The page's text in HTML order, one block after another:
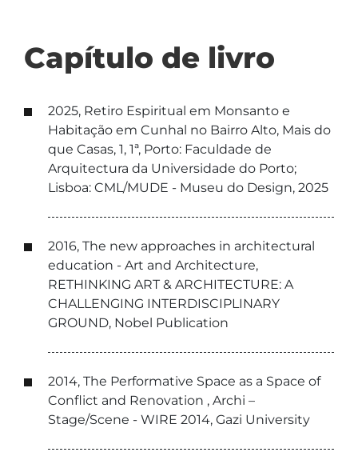
Capítulo de livro
2025, Retiro Espiritual em Monsanto e
Habitação em Cunhal no Bairro Alto, Mais do
que Casas, 1, 1ª, Porto: Faculdade de
Arquitectura da Universidade do Porto;
Lisboa: CML/MUDE - Museu do Design, 2025
2016, The new approaches in architectural
education - Art and Architecture,
RETHINKING ART & ARCHITECTURE: A
CHALLENGING INTERDISCIPLINARY
GROUND, Nobel Publication
2014, The Performative Space as a Space of
Conflict and Renovation , Archi –
Stage/Scene - WIRE 2014, Gazi University